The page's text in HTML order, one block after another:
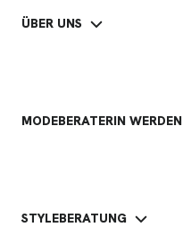
ÜBER UNS
MODEBERATERIN WERDEN
STYLEBERATUNG